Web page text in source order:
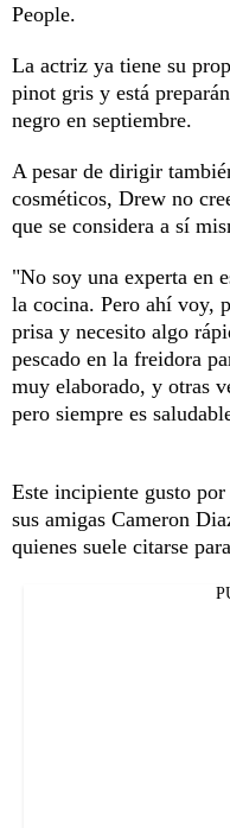
People.
La actriz ya tiene su
pinot gris y está
negro en septiembre.
A pesar de dirigir
cosméticos, Drew no
que se considera a sí
"No soy una experta en
la cocina. Pero ahí voy,
prisa y necesito algo
pescado en la freidora
muy elaborado, y otras
pero siempre es
Este incipiente gusto
sus amigas Cameron
quienes suele citarse